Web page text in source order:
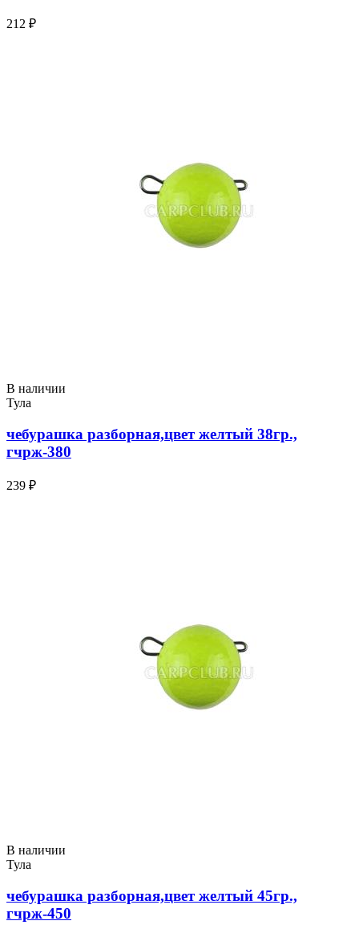
212 ₽
В наличии
Тула
чебурашка разборная,цвет желтый 38гр.,
гчрж-380
239 ₽
В наличии
Тула
чебурашка разборная,цвет желтый 45гр.,
гчрж-450